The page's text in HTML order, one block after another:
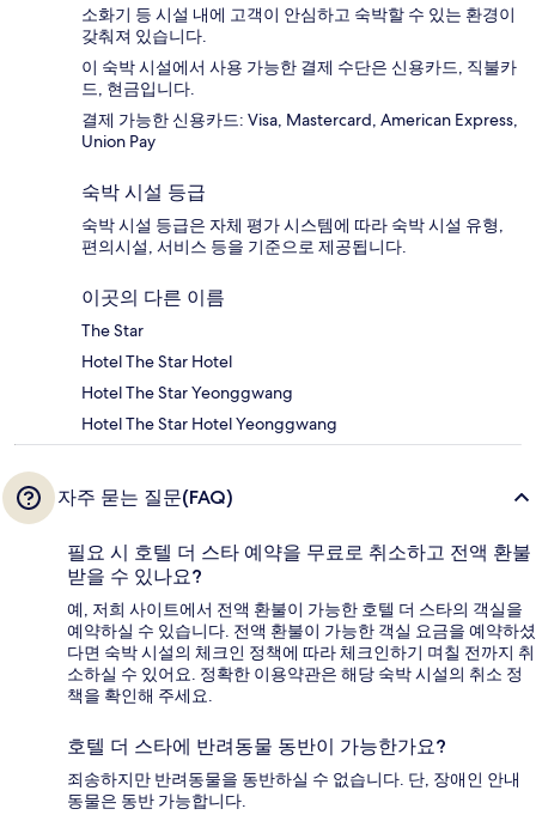
소화기 등 시설 내에 고객이 안심하고 숙박할 수 있는 환경이
갖춰져 있습니다.
이 숙박 시설에서 사용 가능한 결제 수단은 신용카드, 직불카
드, 현금입니다.
결제 가능한 신용카드: Visa, Mastercard, American Express,
Union Pay
숙박 시설 등급
숙박 시설 등급은 자체 평가 시스템에 따라 숙박 시설 유형,
편의시설, 서비스 등을 기준으로 제공됩니다.
이곳의 다른 이름
The Star
Hotel The Star Hotel
Hotel The Star Yeonggwang
Hotel The Star Hotel Yeonggwang
자주 묻는 질문(FAQ)
필요 시 호텔 더 스타 예약을 무료로 취소하고 전액 환불
받을 수 있나요?
예, 저희 사이트에서 전액 환불이 가능한 호텔 더 스타의 객실을
예약하실 수 있습니다. 전액 환불이 가능한 객실 요금을 예약하셨
다면 숙박 시설의 체크인 정책에 따라 체크인하기 며칠 전까지 취
소하실 수 있어요. 정확한 이용약관은 해당 숙박 시설의 취소 정
책을 확인해 주세요.
호텔 더 스타에 반려동물 동반이 가능한가요?
죄송하지만 반려동물을 동반하실 수 없습니다. 단, 장애인 안내
동물은 동반 가능합니다.